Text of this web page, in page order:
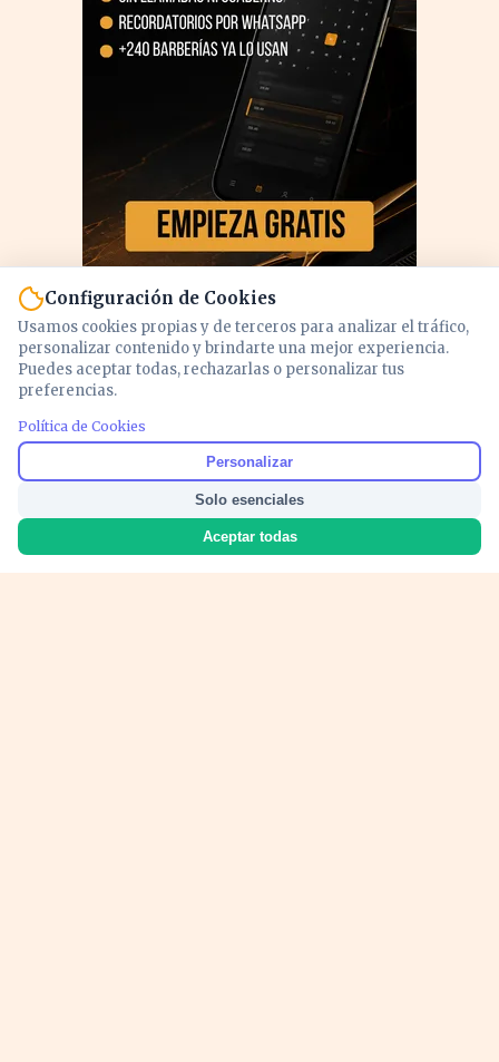
Configuración de Cookies
Usamos cookies propias y de terceros para analizar el tráfico,
personalizar contenido y brindarte una mejor experiencia.
Puedes aceptar todas, rechazarlas o personalizar tus
preferencias.
Política de Cookies
Personalizar
Solo esenciales
Aceptar todas